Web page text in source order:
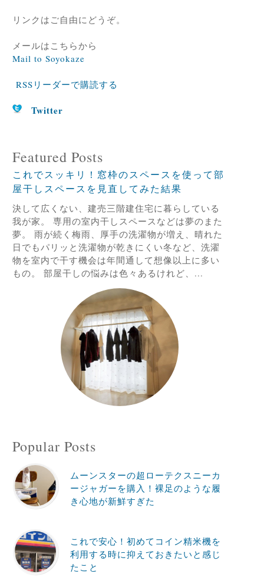
リンクはご自由にどうぞ。
メールはこちらから
Mail to Soyokaze
RSSリーダーで購読する
Twitter
Featured Posts
これでスッキリ！窓枠のスペースを使って部
屋干しスペースを見直してみた結果
決して広くない、建売三階建住宅に暮らしている
我が家。 専用の室内干しスペースなどは夢のまた
夢。 雨が続く梅雨、厚手の洗濯物が増え、晴れた
日でもパリッと洗濯物が乾きにくい冬など、洗濯
物を室内で干す機会は年間通して想像以上に多い
もの。 部屋干しの悩みは色々あるけれど、...
Popular Posts
ムーンスターの超ローテクスニーカ
ージャガーを購入！裸足のような履
き心地が新鮮すぎた
これで安心！初めてコイン精米機を
利用する時に抑えておきたいと感じ
たこと